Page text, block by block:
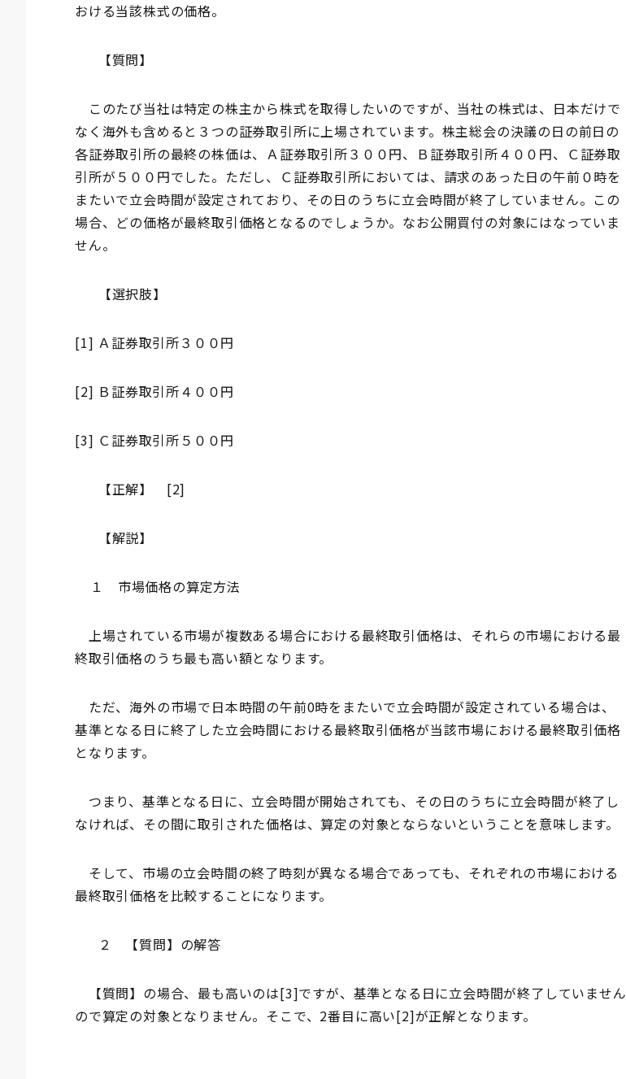
おける当該株式の価格。
【質問】
このたび当社は特定の株主から株式を取得したいのですが、当社の株式は、日本だけで
なく海外も含めると３つの証券取引所に上場されています。株主総会の決議の日の前日の
各証券取引所の最終の株価は、Ａ証券取引所３００円、Ｂ証券取引所４００円、Ｃ証券取
引所が５００円でした。ただし、Ｃ証券取引所においては、請求のあった日の午前０時を
またいで立会時間が設定されており、その日のうちに立会時間が終了していません。この
場合、どの価格が最終取引価格となるのでしょうか。なお公開買付の対象にはなっていま
せん。
【選択肢】
[1] Ａ証券取引所３００円
[2] Ｂ証券取引所４００円
[3] Ｃ証券取引所５００円
【正解】 [2]
【解説】
１ 市場価格の算定方法
上場されている市場が複数ある場合における最終取引価格は、それらの市場における最
終取引価格のうち最も高い額となります。
ただ、海外の市場で日本時間の午前0時をまたいで立会時間が設定されている場合は、
基準となる日に終了した立会時間における最終取引価格が当該市場における最終取引価格
となります。
つまり、基準となる日に、立会時間が開始されても、その日のうちに立会時間が終了し
なければ、その間に取引された価格は、算定の対象とならないということを意味します。
そして、市場の立会時間の終了時刻が異なる場合であっても、それぞれの市場における
最終取引価格を比較することになります。
２ 【質問】の解答
【質問】の場合、最も高いのは[3]ですが、基準となる日に立会時間が終了していません
ので算定の対象となりません。そこで、2番目に高い[2]が正解となります。